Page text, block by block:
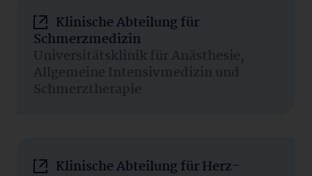
Klinische Abteilung für
Schmerzmedizin
Universitätsklinik für Anästhesie,
Allgemeine Intensivmedizin und
Schmerztherapie
Klinische Abteilung für Herz-